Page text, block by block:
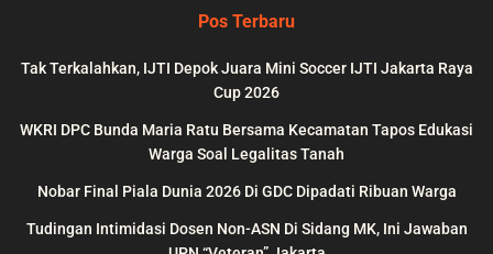
Pos Terbaru
Tak Terkalahkan, IJTI Depok Juara Mini Soccer IJTI Jakarta Raya
Cup 2026
WKRI DPC Bunda Maria Ratu Bersama Kecamatan Tapos Edukasi
Warga Soal Legalitas Tanah
Nobar Final Piala Dunia 2026 Di GDC Dipadati Ribuan Warga
Tudingan Intimidasi Dosen Non-ASN Di Sidang MK, Ini Jawaban
depokupdate.co/wp-
line
:
content/themes/
could be found in